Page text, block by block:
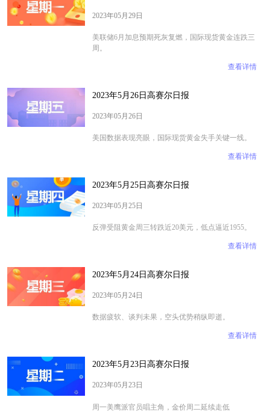
2023年05月29日
​​​​​​​美联储6月加息预期死灰复燃，国际现货黄金连跌三
周。
查看详情
2023年5月26日高赛尔日报
2023年05月26日
美国数据表现亮眼，国际现货黄金失手关键一线。
查看详情
2023年5月25日高赛尔日报
2023年05月25日
反弹受阻黄金周三转跌近20美元，低点逼近1955。
查看详情
2023年5月24日高赛尔日报
2023年05月24日
​​​​​​​数据疲软、谈判未果，空头优势稍纵即逝。
查看详情
2023年5月23日高赛尔日报
2023年05月23日
周一美鹰派官员唱主角，金价周二延续走低